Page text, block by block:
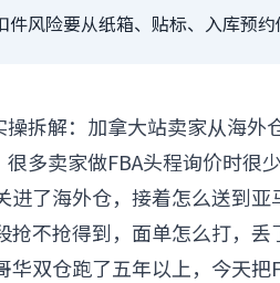
件风险要从纸箱、贴标、入库预
操拆解：加拿大站卖家从海外
很多卖家做FBA头程询价时
进了海外仓，接着怎么送到
抢不抢得到，面单怎么打，
华双仓跑了五年以上，今天